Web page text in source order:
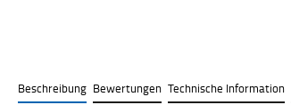
Beschreibung Bewertungen Technische Information